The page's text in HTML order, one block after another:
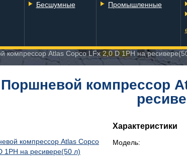
Бесшумные
Промышленные
компрессор Atlas Copco LFx 2,0 D 1PH на
Поршневой компрессор
Характеристики
Модель: